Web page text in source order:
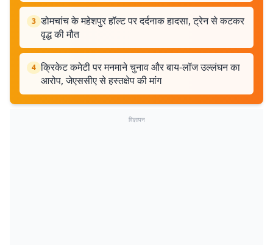
3 डोमचांच के महेशपुर हॉल्ट पर दर्दनाक हादसा, ट्रेन से कटकर
वृद्ध की मौत
4 क्रिकेट कमेटी पर मनमाने चुनाव और बाय-लॉज उल्लंघन का
आरोप, जेएससीए से हस्तक्षेप की मांग
विज्ञापन